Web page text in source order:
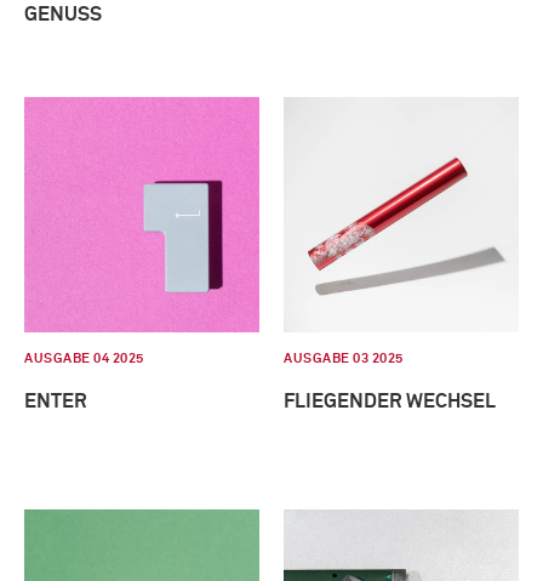
GENUSS
AUSGABE 04 2025
ENTER
AUSGABE 03 2025
FLIEGENDER WECHSEL